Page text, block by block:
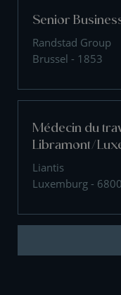
Senior
Randstad Group
Brussel - 1853
Médecin du
Libramont/
Liantis
Luxemburg - 6800